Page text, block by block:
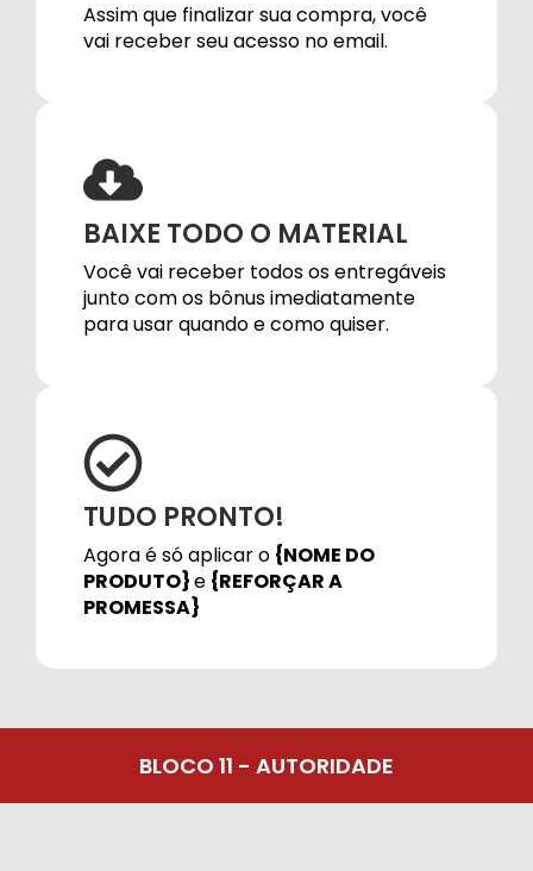
Assim que finalizar sua compra, você
vai receber seu acesso no email.
BAIXE TODO O MATERIAL
Você vai receber todos os entregáveis
junto com os bônus imediatamente
para usar quando e como quiser.
TUDO PRONTO!
Agora é só aplicar o {NOME DO
PRODUTO}e {REFORÇAR A
PROMESSA}
BLOCO 11 - AUTORIDADE